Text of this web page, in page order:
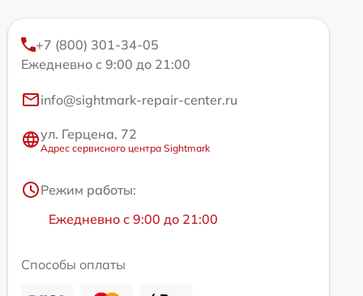
+7 (800) 301-34-05
Ежедневно с 9:00 до 21:00
info@sightmark-repair-center.ru
ул. Герцена, 72
Адрес сервисного центра Sightmark
Режим работы:
Ежедневно с 9:00 до 21:00
Способы оплаты